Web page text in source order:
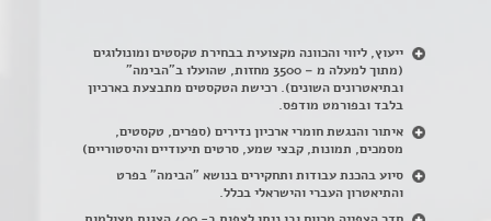
ייעוץ, ליווי והכוונה מקצועית בבחירת טקסטים ומונולוגים
(מתוך למעלה מ – 3500 מחזות, שהועלו ב"הבימה"
ובתיאטרונים השונים). רכישת הטקסטים מתבצעת בארכיון
בלבד ובפורמט מודפס.
איתור והנגשת חומרי ארכיון נדירים (ספרים, טקסטים,
מסמכים, תמונות, קבצי שמע, סרטים תיעודיים והיסטוריים)
סיוע בהכנת עבודות ותחקירים בנושא "הבימה" בפרט
והתיאטרון העברי והישראלי בכלל.